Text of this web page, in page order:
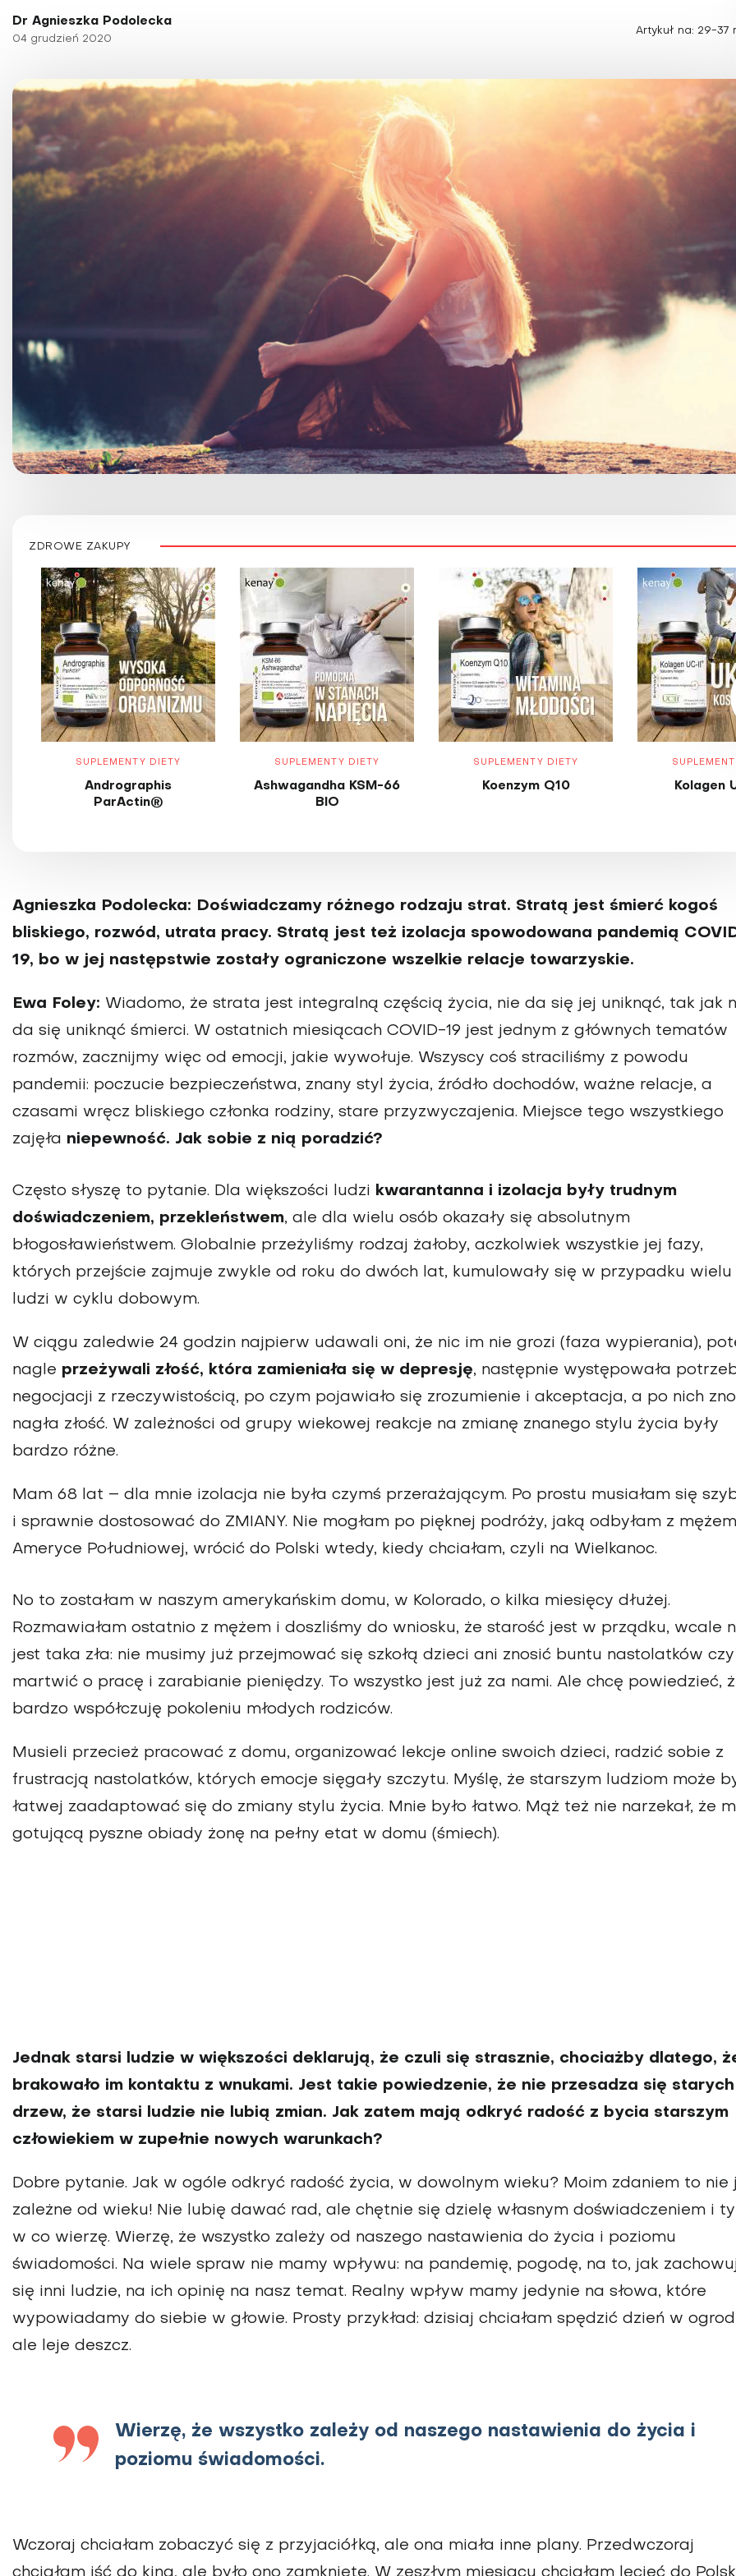
Odporność
Dr Agnieszka Podolecka
04 grudzień 2020
Artykuł na: 29-37
ZDROWE ZAKUPY
SUPLEMENTY DIETY
Andrographis
ParActin®
SUPLEMENTY DIETY
Ashwagandha KSM-66
BIO
SUPLEMENTY DIETY
Koenzym Q10 Kolagen
Agnieszka Podolecka: Doświadczamy różnego rodzaju strat. Stratą jest śmierć kogoś
bliskiego, rozwód, utrata pracy. Stratą jest też izolacja spowodowana pandemią
19, bo w jej następstwie zostały ograniczone wszelkie relacje towarzyskie.
Ewa Foley: Wiadomo, że strata jest integralną częścią życia, nie da się jej uniknąć, tak jak
da się uniknąć śmierci. W ostatnich miesiącach COVID-19 jest jednym z głównych tematów
rozmów, zacznijmy więc od emocji, jakie wywołuje. Wszyscy coś straciliśmy z powodu
pandemii: poczucie bezpieczeństwa, znany styl życia, źródło dochodów, ważne relacje, a
czasami wręcz bliskiego członka rodziny, stare przyzwyczajenia. Miejsce tego wszystkiego
zajęła niepewność. Jak sobie z nią poradzić?
Często słyszę to pytanie. Dla większości ludzi kwarantanna i izolacja były trudnym
doświadczeniem, przekleństwem, ale dla wielu osób okazały się absolutnym
błogosławieństwem. Globalnie przeżyliśmy rodzaj żałoby, aczkolwiek wszystkie jej fazy,
których przejście zajmuje zwykle od roku do dwóch lat, kumulowały się w przypadku wielu
ludzi w cyklu dobowym.
W ciągu zaledwie 24 godzin najpierw udawali oni, że nic im nie grozi (faza wypierania),
nagle przeżywali złość, która zamieniała się w depresję, następnie występowała
negocjacji z rzeczywistością, po czym pojawiało się zrozumienie i akceptacja, a po nich
nagła złość. W zależności od grupy wiekowej reakcje na zmianę znanego stylu życia były
bardzo różne.
Mam 68 lat – dla mnie izolacja nie była czymś przerażającym. Po prostu musiałam się
i sprawnie dostosować do ZMIANY. Nie mogłam po pięknej podróży, jaką odbyłam z
Ameryce Południowej, wrócić do Polski wtedy, kiedy chciałam, czyli na Wielkanoc.
No to zostałam w naszym amerykańskim domu, w Kolorado, o kilka miesięcy dłużej.
Rozmawiałam ostatnio z mężem i doszliśmy do wniosku, że starość jest w prządku, wcale
jest taka zła: nie musimy już przejmować się szkołą dzieci ani znosić buntu nastolatków czy
martwić o pracę i zarabianie pieniędzy. To wszystko jest już za nami. Ale chcę powiedzieć,
bardzo współczuję pokoleniu młodych rodziców.
Musieli przecież pracować z domu, organizować lekcje online swoich dzieci, radzić sobie z
frustracją nastolatków, których emocje sięgały szczytu. Myślę, że starszym ludziom może
łatwej zaadaptować się do zmiany stylu życia. Mnie było łatwo. Mąż też nie narzekał, że
gotującą pyszne obiady żonę na pełny etat w domu (śmiech).
Jednak starsi ludzie w większości deklarują, że czuli się strasznie, chociażby dlatego,
brakowało im kontaktu z wnukami. Jest takie powiedzenie, że nie przesadza się starych
drzew, że starsi ludzie nie lubią zmian. Jak zatem mają odkryć radość z bycia starszym
człowiekiem w zupełnie nowych warunkach?
Dobre pytanie. Jak w ogóle odkryć radość życia, w dowolnym wieku? Moim zdaniem to nie
zależne od wieku! Nie lubię dawać rad, ale chętnie się dzielę własnym doświadczeniem i
w co wierzę. Wierzę, że wszystko zależy od naszego nastawienia do życia i poziomu
świadomości. Na wiele spraw nie mamy wpływu: na pandemię, pogodę, na to, jak
się inni ludzie, na ich opinię na nasz temat. Realny wpływ mamy jedynie na słowa, które
wypowiadamy do siebie w głowie. Prosty przykład: dzisiaj chciałam spędzić dzień w
ale leje deszcz.
Wierzę, że wszystko zależy od naszego nastawienia do życia i
poziomu świadomości.
Wczoraj chciałam zobaczyć się z przyjaciółką, ale ona miała inne plany. Przedwczoraj
chciałam iść do kina, ale było ono zamknięte. W zeszłym miesiącu chciałam lecieć do